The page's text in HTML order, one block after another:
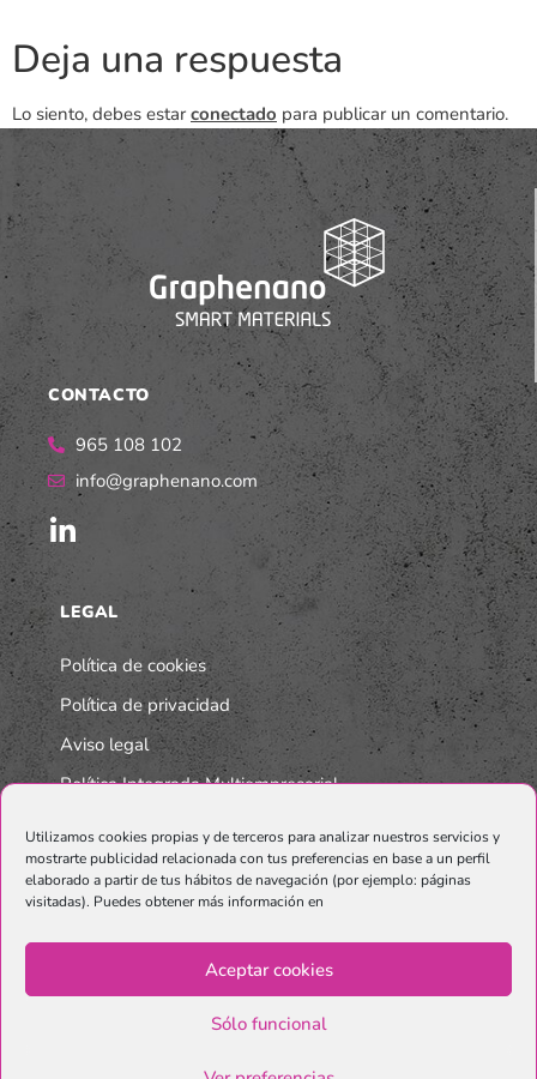
Utilizamos cookies propias y de terceros para analizar nuestros servicios y
mostrarte publicidad relacionada con tus preferencias en base a un perfil
elaborado a partir de tus hábitos de navegación (por ejemplo: páginas
visitadas). Puedes obtener más información en
Aceptar cookies
Sólo funcional
Deja una respuesta
Lo siento, debes estar conectado para publicar un comentario.
CONTACTO
965 108 102
info@graphenano.com
LEGAL
Política de cookies
Política de privacidad
Aviso legal
Política Integrada Multiempresarial